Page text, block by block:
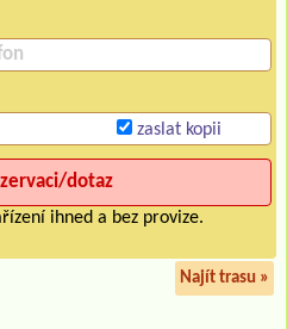
zaslat kopii
ihned a bez provize.
Najít trasu »